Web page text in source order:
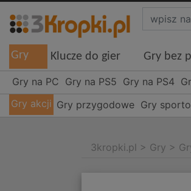
Gry Klucze do gier Gry bez
Gry na PC Gry na PS5 Gry na PS4
Gry akcji Gry przygodowe Gry
3kropki.pl > Gry >